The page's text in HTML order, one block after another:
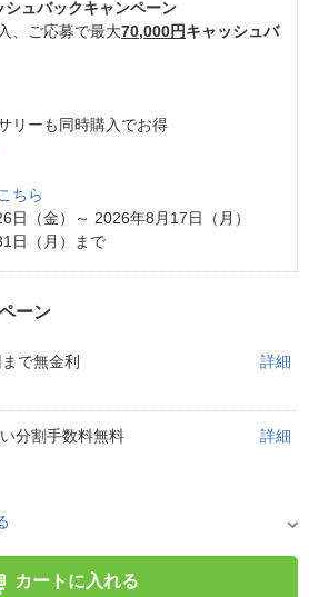
ュバックキャンペーン
、ご応募で最大70,000円キャッシュバ
リーも同時購入でお得
ちら
日（金）～ 2026年8月17日（月）
日（月）まで
ーン
で無金利
詳細
分割手数料無料 詳細
カートに入れる